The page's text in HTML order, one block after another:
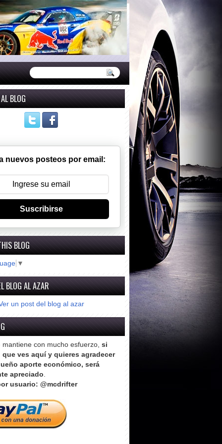
BLOG
nuevos posteos por email:
Suscribirse
BLOG
▼
BLOG AL AZAR
un post del blog al azar
mantiene con mucho esfuerzo, si
ves aquí y quieres agradecer
aporte económico, será
apreciado.
usuario: @mcdrifter